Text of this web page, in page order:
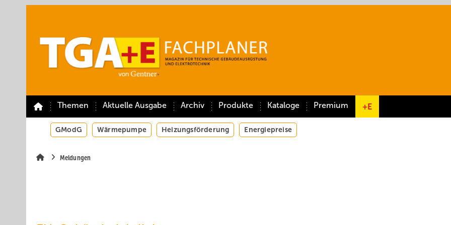
Themen Aktuelle Ausgabe Archiv Produkte Kataloge Premium +E
GModG Wärmepumpe Heizungsförderung Energiepreise
Meldungen